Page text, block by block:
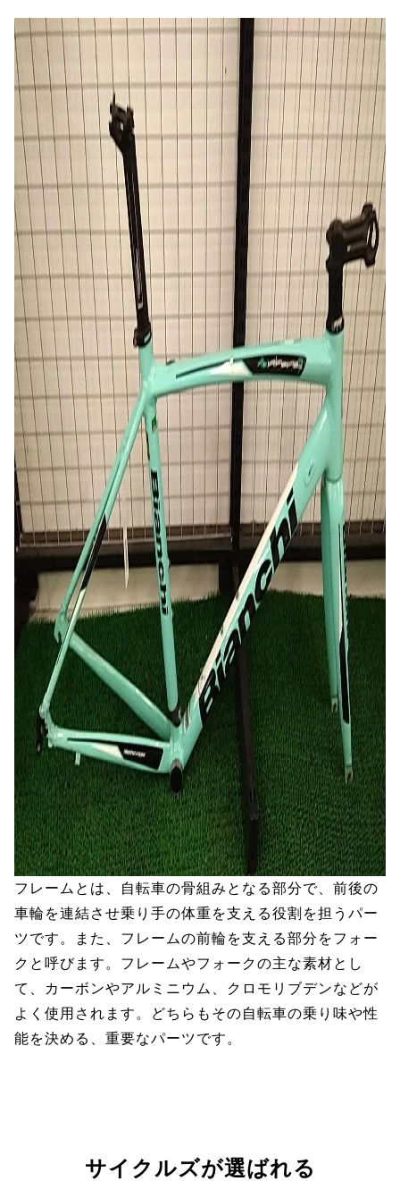
フレームとは、自転車の骨組みとなる部分で、前後の
車輪を連結させ乗り手の体重を支える役割を担うパー
ツです。また、フレームの前輪を支える部分をフォー
クと呼びます。フレームやフォークの主な素材とし
て、カーボンやアルミニウム、クロモリブデンなどが
よく使用されます。どちらもその自転車の乗り味や性
能を決める、重要なパーツです。
サイクルズが選ばれる